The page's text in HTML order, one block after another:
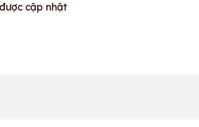
cập nhật